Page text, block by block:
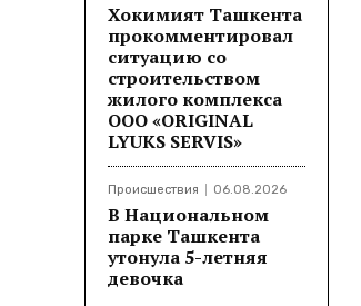
Хокимият Ташкента
прокомментировал
ситуацию со
строительством
жилого комплекса
ООО «ORIGINAL
LYUKS SERVIS»
Происшествия 06.08.2026
В Национальном
парке Ташкента
утонула 5-летняя
девочка